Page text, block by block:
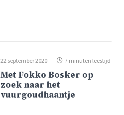
22 september 2020 7 minuten leestijd
Met Fokko Bosker op
zoek naar het
vuurgoudhaantje